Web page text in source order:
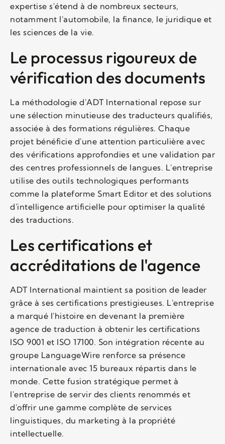
expertise s'étend à de nombreux secteurs,
notamment l'automobile, la finance, le juridique et
les sciences de la vie.
Le processus rigoureux de
vérification des documents
La méthodologie d'ADT International repose sur
une sélection minutieuse des traducteurs qualifiés,
associée à des formations régulières. Chaque
projet bénéficie d'une attention particulière avec
des vérifications approfondies et une validation par
des centres professionnels de langues. L'entreprise
utilise des outils technologiques performants
comme la plateforme Smart Editor et des solutions
d'intelligence artificielle pour optimiser la qualité
des traductions.
Les certifications et
accréditations de l'agence
ADT International maintient sa position de leader
grâce à ses certifications prestigieuses. L'entreprise
a marqué l'histoire en devenant la première
agence de traduction à obtenir les certifications
ISO 9001 et ISO 17100. Son intégration récente au
groupe LanguageWire renforce sa présence
internationale avec 15 bureaux répartis dans le
monde. Cette fusion stratégique permet à
l'entreprise de servir des clients renommés et
d'offrir une gamme complète de services
linguistiques, du marketing à la propriété
intellectuelle.